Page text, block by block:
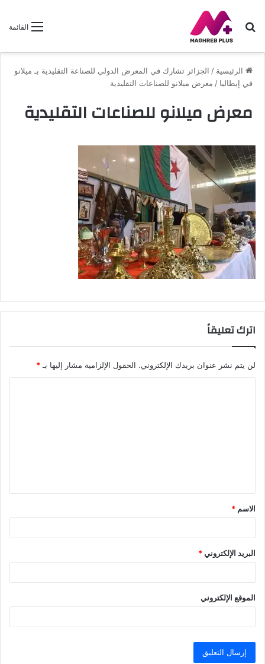
القائمة
بحث
عن
الرئيسية / الجزائر تشارك في المعرض الدولي للصناعة التقليدية بـ ميلانو
في إيطاليا / معرض ميلانو للصناعات التقليدية
معرض ميلانو للصناعات التقليدية
اترك تعليقاً
لن يتم نشر عنوان بريدك الإلكتروني. الحقول الإلزامية مشار إليها بـ *
ق
*
الاسم *
البريد الإلكتروني*
الموقع الإلكتروني